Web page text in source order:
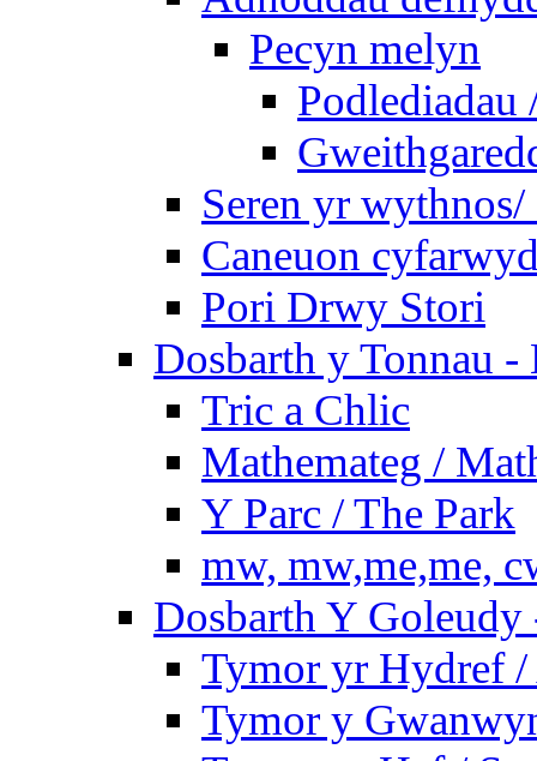
Pecyn melyn
Podlediadau
Seren yr
Caneuon
Pori Drwy Stori
Dosbarth y Tonnau -
Tric a Chlic
Mathemateg /
Y Parc / The Park
mw, mw,me,me,
Dosbarth Y
Tymor yr Hydref
Tymor y